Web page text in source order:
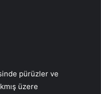
pürüzler ve
üzere